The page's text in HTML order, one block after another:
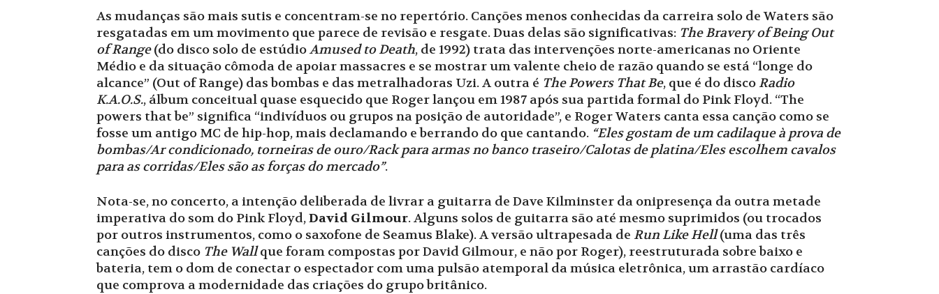
As mudanças são mais sutis e concentram-se no repertório. Canções menos conhecidas da carreira solo de Waters são
resgatadas em um movimento que parece de revisão e resgate. Duas delas são significativas: The Bravery of Being Out
of Range(do disco solo de estúdioAmused to Death, de 1992) trata das intervenções norte-americanas no Oriente
Médio e da situação cômoda de apoiar massacres e se mostrar um valente cheio de razão quando se está “longe do
alcance” (Out of Range) das bombas e das metralhadoras Uzi. A outra é The Powers That Be, que é do disco Radio
K.A.O.S., álbum conceitual quase esquecido que Roger lançou em 1987 após sua partida formal do Pink Floyd. “The
powers that be” significa “indivíduos ou grupos na posição de autoridade”, e Roger Waters canta essa canção como se
fosse um antigo MC de hip-hop, mais declamando e berrando do que cantando. “Eles gostam de um cadilaque à prova de
bombas/Ar condicionado, torneiras de ouro/Rack para armas no banco traseiro/Calotas de platina/Eles escolhem cavalos
para as corridas/Eles são as forças do mercado”.
Nota-se, no concerto, a intenção deliberada de livrar a guitarra de Dave Kilminster da onipresença da outra metade
imperativa do som do Pink Floyd,David Gilmour. Alguns solos de guitarra são até mesmo suprimidos (ou trocados
por outros instrumentos, como o saxofone de Seamus Blake). A versão ultrapesada de Run Like Hell(uma das três
canções do disco The Wallque foram compostas por David Gilmour, e não por Roger), reestruturada sobre baixo e
bateria, tem o dom de conectar o espectador com uma pulsão atemporal da música eletrônica, um arrastão cardíaco
que comprova a modernidade das criações do grupo britânico.